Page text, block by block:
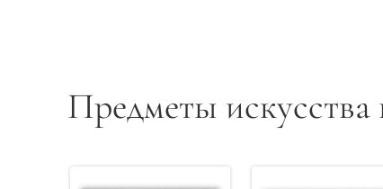
Предметы искусства